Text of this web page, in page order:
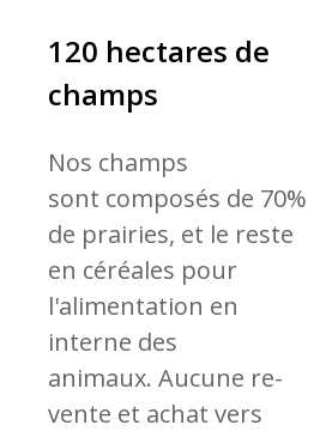
120 hectares de
champs
Nos champs
sont composés de 70%
de prairies, et le reste
en céréales pour
l'alimentation en
interne des
animaux. Aucune re-
vente et achat vers